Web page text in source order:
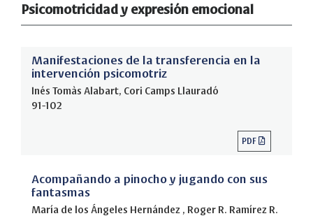
Psicomotricidad y expresión emocional
Manifestaciones de la transferencia en la
intervención psicomotriz
Inés Tomàs Alabart, Cori Camps Llauradó
91-102
PDF
Acompañando a pinocho y jugando con sus
fantasmas
María de los Ángeles Hernández , Roger R. Ramírez R.